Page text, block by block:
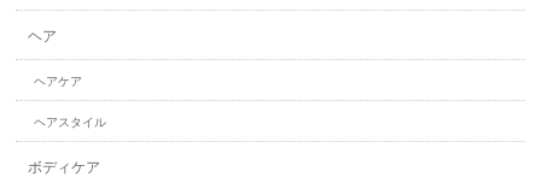
ヘア
ヘアケア
ヘアスタイル
ボディケア